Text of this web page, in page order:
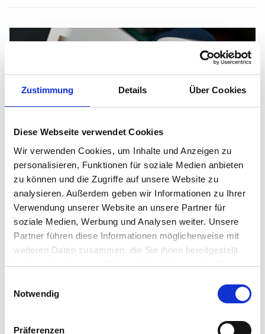
Zustimmung Details Über Cookies
Diese Webseite verwendet Cookies
Wir verwenden Cookies, um Inhalte und Anzeigen zu
personalisieren, Funktionen für soziale Medien anbieten
zu können und die Zugriffe auf unsere Website zu
analysieren. Außerdem geben wir Informationen zu Ihrer
Verwendung unserer Website an unsere Partner für
soziale Medien, Werbung und Analysen weiter. Unsere
Partner führen diese Informationen möglicherweise mit
weiteren Daten zusammen, die Sie ihnen bereitgestellt
haben oder die sie im Rahmen Ihrer Nutzung der Dienste
Notwendig
Präferenzen
VERSCHIEDENE